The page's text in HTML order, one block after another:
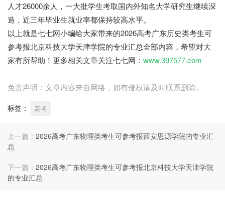
人才26000余人，一大批学生考取国内外知名大学研究生继续深
造，近三年毕业生就业率都保持较高水平。
以上就是七七网小编给大家带来的2026高考广东历史类考生可
参考报北京科技大学天津学院的专业汇总全部内容，希望对大
家有所帮助！更多相关文章关注七七网： www.397577.com
免责声明：文章内容来自网络，如有侵权请及时联系删除。
标签： 高考
上一篇： 2026高考广东物理类考生可参考报西安思源学院的专业汇
总
下一篇： 2026高考广东物理类考生可参考报北京科技大学天津学院
的专业汇总